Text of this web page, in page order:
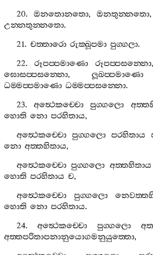
20. ඔනතොනතො, ඔනතුන‍්නතො,
උන‍්නතුන‍්නතො.
21. චත‍්තාරො රුක‍්ඛූපමා පුග‍්ගලා.
22.රූපප‍්පමාණො රූපප‍්පසන‍්නො
ඝොසප‍්පසන‍්නො, ලූඛප‍්පමාණො
ධම‍්මප‍්පමාණො ධම‍්මප‍්පසන‍්නො.
23. අත්‍ථෙකච‍්චො පුග‍්ගලො
හොති නො පරහිතාය,
අත්‍ථෙකච‍්චො පුග‍්ගලො පරහිතාය
නො අත‍්තහිතාය,
අත්‍ථෙකච‍්චො පුග‍්ගලො අත‍්තහිතාය
හොති පරහිතාය ච,
අත්‍ථෙකච‍්චො
පුග‍්ගලො
හොති නො පරහිතාය.
24.අත්‍ථෙකච‍්චො පුග‍්ගලො
අත‍්තපරිතාපනානුයොගමනුයුත‍්තො,